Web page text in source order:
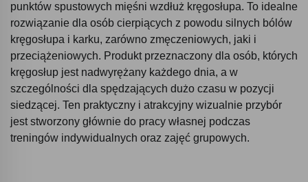
punktów spustowych mięśni wzdłuż kręgosłupa. To idealne
rozwiązanie dla osób cierpiących z powodu silnych bólów
kręgosłupa i karku, zarówno zmęczeniowych, jaki i
przeciążeniowych. Produkt przeznaczony dla osób, których
kręgosłup jest nadwyrężany każdego dnia, a w
szczególności dla spędzających dużo czasu w pozycji
siedzącej. Ten praktyczny i atrakcyjny wizualnie przybór
jest stworzony głównie do pracy własnej podczas
treningów indywidualnych oraz zajęć grupowych.